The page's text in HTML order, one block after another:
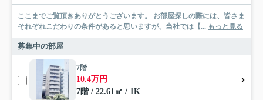
ここまでご覧頂きありがとうございます。 お部屋探しの際には、皆さま
それぞれこだわりの条件があると思いますが、当社では【... もっと見る
募集中の部屋
7階
10.4万円
7階 / 22.61㎡ / 1K